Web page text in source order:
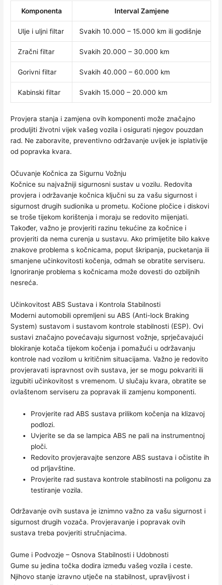
Komponenta Interval Zamjene
Ulje i uljni filtar Svakih 10.000 – 15.000 km ili godišnje
Zračni filtar Svakih 20.000 – 30.000 km
Gorivni filtar Svakih 40.000 – 60.000 km
Kabinski filtar Svakih 15.000 – 20.000 km
Provjera stanja i zamjena ovih komponenti može značajno
produljiti životni vijek vašeg vozila i osigurati njegov pouzdan
rad. Ne zaboravite, preventivno održavanje uvijek je isplativije
od popravka kvara.
Očuvanje Kočnica za Sigurnu Vožnju
Kočnice su najvažniji sigurnosni sustav u vozilu. Redovita
provjera i održavanje kočnica ključni su za vašu sigurnost i
sigurnost drugih sudionika u prometu. Kočione pločice i diskovi
se troše tijekom korištenja i moraju se redovito mijenjati.
Također, važno je provjeriti razinu tekućine za kočnice i
provjeriti da nema curenja u sustavu. Ako primijetite bilo kakve
znakove problema s kočnicama, poput škripanja, pucketanja ili
smanjene učinkovitosti kočenja, odmah se obratite serviseru.
Ignoriranje problema s kočnicama može dovesti do ozbiljnih
nesreća.
Učinkovitost ABS Sustava i Kontrola Stabilnosti
Moderni automobili opremljeni su ABS (Anti-lock Braking
System) sustavom i sustavom kontrole stabilnosti (ESP). Ovi
sustavi značajno povećavaju sigurnost vožnje, sprječavajući
blokiranje kotača tijekom kočenja i pomažući u održavanju
kontrole nad vozilom u kritičnim situacijama. Važno je redovito
provjeravati ispravnost ovih sustava, jer se mogu pokvariti ili
izgubiti učinkovitost s vremenom. U slučaju kvara, obratite se
ovlaštenom serviseru za popravak ili zamjenu komponenti.
Provjerite rad ABS sustava prilikom kočenja na klizavoj
podlozi.
Uvjerite se da se lampica ABS ne pali na instrumentnoj
ploči.
Redovito provjeravajte senzore ABS sustava i očistite ih
od prljavštine.
Provjerite rad sustava kontrole stabilnosti na poligonu za
testiranje vozila.
Održavanje ovih sustava je iznimno važno za vašu sigurnost i
sigurnost drugih vozača. Provjeravanje i popravak ovih
sustava treba povjeriti stručnjacima.
Gume i Podvozje – Osnova Stabilnosti i Udobnosti
Gume su jedina točka dodira između vašeg vozila i ceste.
Njihovo stanje izravno utječe na stabilnost, upravljivost i